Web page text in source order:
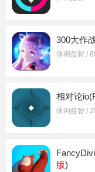
300大作
休闲益智 /
相对论
休闲益智 /
版)